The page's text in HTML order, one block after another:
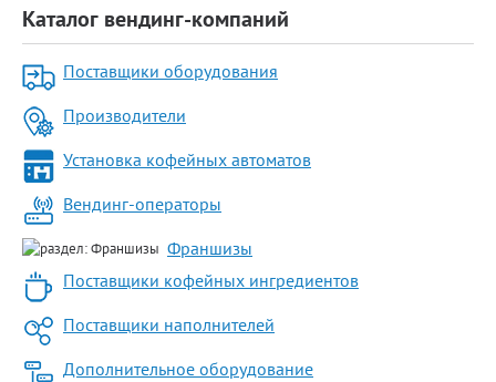
Каталог вендинг-компаний
Поставщики оборудования
Производители
Установка кофейных автоматов
Вендинг-операторы
Франшизы
Поставщики кофейных ингредиентов
Поставщики наполнителей
Дополнительное оборудование